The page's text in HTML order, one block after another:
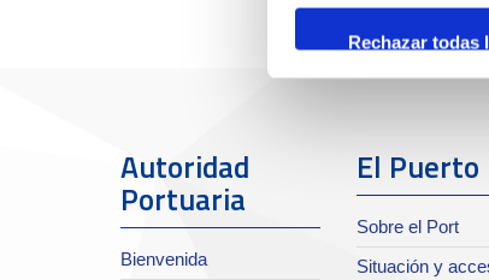
Rechazar todas
Autoridad
Portuaria
Bienvenida
El Puerto
Sobre el Port
Situación y